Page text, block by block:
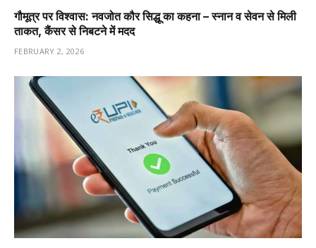
गौमूत्र पर विश्वास: नवजोत कौर सिद्धू का कहना – स्नान व सेवन से मिली
ताकत, कैंसर से निबटने में मदद
FEBRUARY 2, 2026